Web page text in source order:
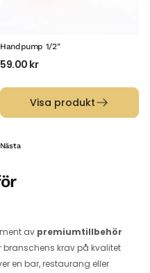
Handpump 1/2″
59.00 kr
Visa produkt
Nästa
av premiumtillbehör
branschens krav på kvalitet
en bar, restaurang eller